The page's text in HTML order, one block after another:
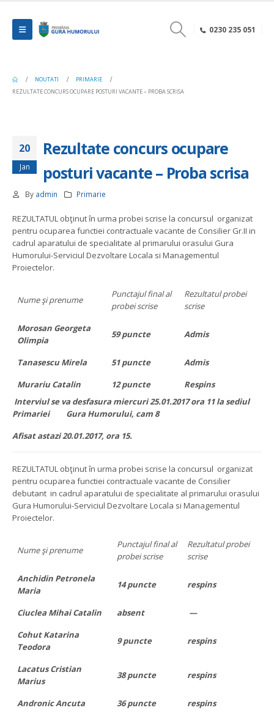
0230 235 051
NOUTATI
PRIMARIE
REZULTATE CONCURS OCUPARE POSTURI VACANTE – PROBA SCRISA
20
Jan
Rezultate concurs ocupare
posturi vacante – Proba scrisa
By admin Primarie
REZULTATUL obţinut în urma probei scrise la concursul organizat
pentru ocuparea functiei contractuale vacante de Consilier Gr.II in
cadrul aparatului de specialitate al primarului orasului Gura
Humorului-Serviciul Dezvoltare Locala si Managementul
Proiectelor.
Nume şi prenume
Punctajul final al
probei scrise
Rezultatul probei
scrise
Morosan Georgeta
Olimpia
59 puncte Admis
Tanasescu Mirela 51 puncte
Admis
Murariu Catalin
12 puncte
Respins
Interviul se va desfasura miercuri 25.01.2017 ora 11 la sediul
Primariei Gura Humorului, cam 8
Afisat astazi 20.01.2017, ora 15.
REZULTATUL obţinut în urma probei scrise la concursul organizat
pentru ocuparea functiei contractuale vacante de Consilier
debutant in cadrul aparatului de specialitate al primarului orasului
Gura Humorului-Serviciul Dezvoltare Locala si Managementul
Proiectelor.
Nume şi prenume
Punctajul final al
probei scrise
Rezultatul probei
scrise
Anchidin Petronela
Maria
14 puncte respins
Ciuclea Mihai Catalin absent
—
Cohut Katarina
Teodora
9 puncte respins
Lacatus Cristian
Marius
38 puncte respins
Andronic Ancuta 36 puncte
respins